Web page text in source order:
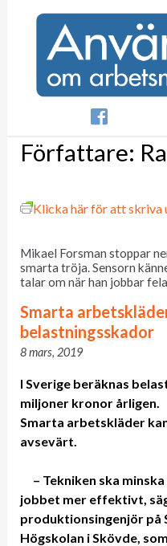

Författare:
Klicka här för att skriva
Mikael Forsman stoppar
smarta tröja. Sensorn
talar om när han jobbar
Smarta
belastningsskador
8 mars, 2019
I Sverige beräknas
miljoner kronor årligen.
Smarta arbetskläder
avsevärt.
– Tekniken ska
jobbet mer effektivt,
produktionsingenjör på
Högskolan i Skövde,